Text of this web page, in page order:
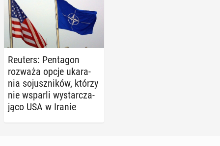
Reuters: Pen­ta­gon
rozważa opcje uka­ra­
nia so­jusz­ni­ków, którzy
nie wsparli wy­star­cza­
ją­co USA w Iranie